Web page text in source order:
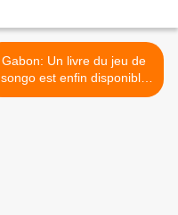
Gabon: Un livre du jeu de
songo est enfin disponible
après 31 ans d'attente >